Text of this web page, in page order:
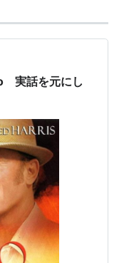
出演
（2009）＜未＞
＜未＞ 出演
演
演、製作
）＜未＞ 出演
実話を元にし